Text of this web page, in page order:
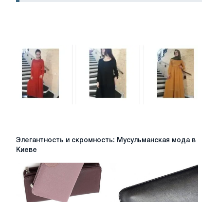
Элегантность
и
Мусульманская
мода
Киеве
Элегантность и скромность: Мусульманская мода в
Киеве